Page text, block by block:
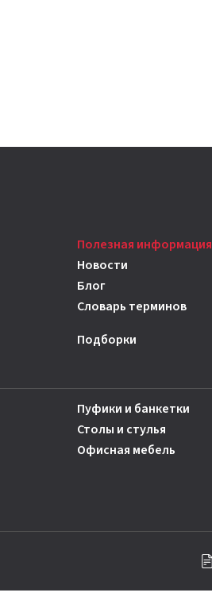
Полезная информация
Новости
Блог
Словарь терминов
Подборки
Пуфики и банкетки
Столы и стулья
Офисная мебель